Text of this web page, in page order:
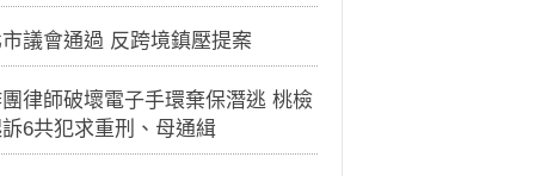
議會通過 反跨境鎮壓提案
律師破壞電子手環棄保潛逃 桃檢
6共犯求重刑、母通緝